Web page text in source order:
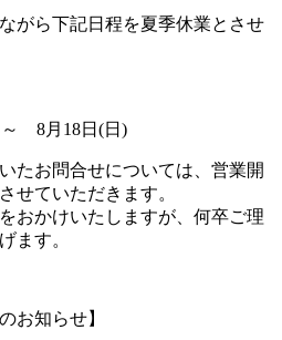
がら下記日程を夏季休業とさせ
8月18日(日)
たお問合せについては、営業開
せていただきます。
おかけいたしますが、何卒ご理
ます。
お知らせ】